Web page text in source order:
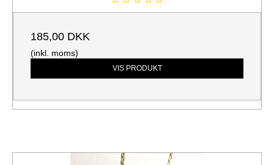
185,00 DKK
(inkl. moms)
VIS PRODUKT